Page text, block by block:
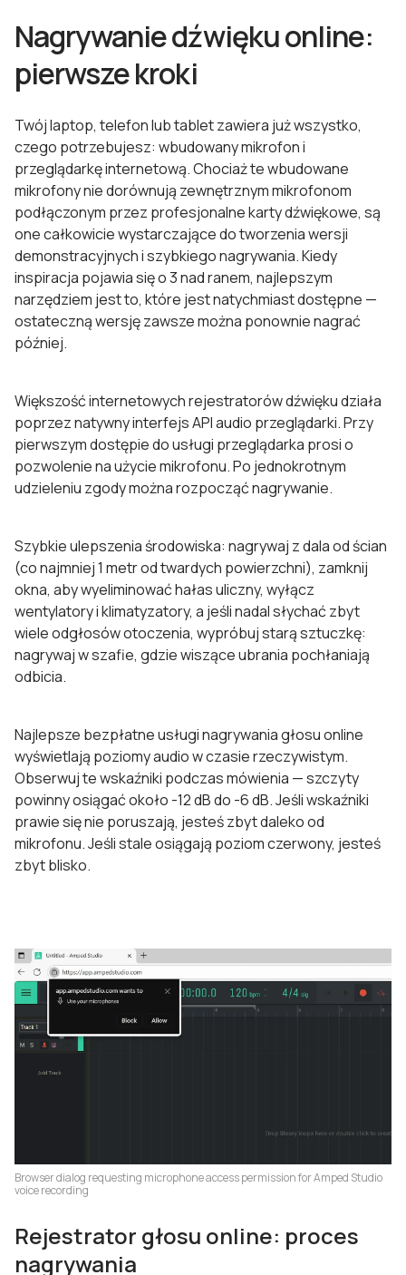
Nagrywanie dźwięku online:
pierwsze kroki
Twój laptop, telefon lub tablet zawiera już wszystko,
czego potrzebujesz: wbudowany mikrofon i
przeglądarkę internetową. Chociaż te wbudowane
mikrofony nie dorównują zewnętrznym mikrofonom
podłączonym przez profesjonalne karty dźwiękowe, są
one całkowicie wystarczające do tworzenia wersji
demonstracyjnych i szybkiego nagrywania. Kiedy
inspiracja pojawia się o 3 nad ranem, najlepszym
narzędziem jest to, które jest natychmiast dostępne —
ostateczną wersję zawsze można ponownie nagrać
później.
Większość internetowych rejestratorów dźwięku działa
poprzez natywny interfejs API audio przeglądarki. Przy
pierwszym dostępie do usługi przeglądarka prosi o
pozwolenie na użycie mikrofonu. Po jednokrotnym
udzieleniu zgody można rozpocząć nagrywanie.
Szybkie ulepszenia środowiska: nagrywaj z dala od ścian
(co najmniej 1 metr od twardych powierzchni), zamknij
okna, aby wyeliminować hałas uliczny, wyłącz
wentylatory i klimatyzatory, a jeśli nadal słychać zbyt
wiele odgłosów otoczenia, wypróbuj starą sztuczkę:
nagrywaj w szafie, gdzie wiszące ubrania pochłaniają
odbicia.
Najlepsze bezpłatne usługi nagrywania głosu online
wyświetlają poziomy audio w czasie rzeczywistym.
Obserwuj te wskaźniki podczas mówienia — szczyty
powinny osiągać około -12 dB do -6 dB. Jeśli wskaźniki
prawie się nie poruszają, jesteś zbyt daleko od
mikrofonu. Jeśli stale osiągają poziom czerwony, jesteś
zbyt blisko.
Browser dialog requesting microphone access permission for Amped Studio
voice recording
Rejestrator głosu online: proces
nagrywania